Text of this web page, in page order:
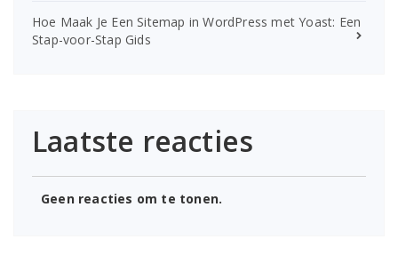
Hoe Maak Je Een Sitemap in WordPress met Yoast: Een
Stap-voor-Stap Gids
Laatste reacties
Geen reacties om te tonen.